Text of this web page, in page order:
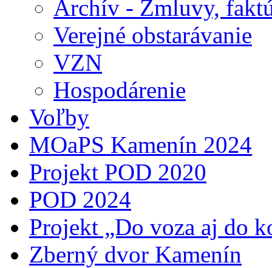
Archív - Zmluvy,
Verejné obstarávanie
VZN
Hospodárenie
Voľby
MOaPS Kamenín 2024
Projekt POD 2020
POD 2024
Projekt „Do voza aj do
Zberný dvor Kamenín